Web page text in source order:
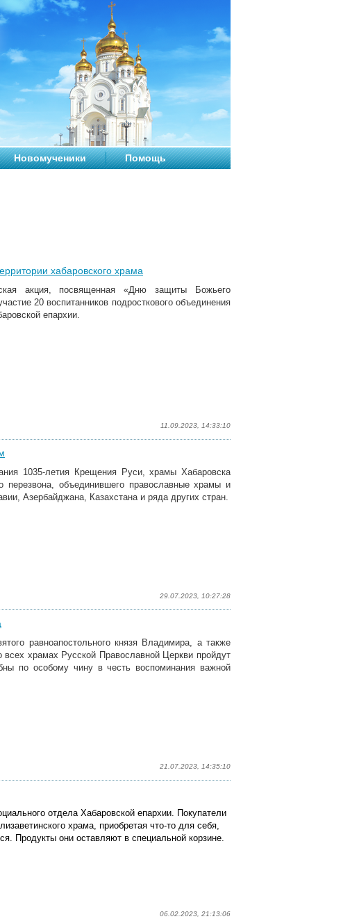
Новомученики Помощь
хабаровского храма
акция, посвященная «Дню защиты Божьего
20 воспитанников подросткового объединения
епархии.
11.09.2023, 14:33:10
1035-летия Крещения Руси, храмы Хабаровска
перезвона, объединившего православные храмы и
Азербайджана, Казахстана и ряда других стран.
29.07.2023, 10:27:28
равноапостольного князя Владимира, а также
храмах Русской Православной Церкви пройдут
по особому чину в честь воспоминания важной
21.07.2023, 14:35:10
отдела Хабаровской епархии. Покупатели
храма, приобретая что-то для себя,
Продукты они оставляют в специальной корзине.
06.02.2023, 21:13:06